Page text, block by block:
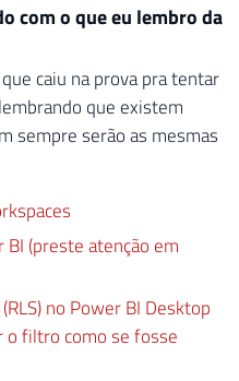
com o que eu lembro da
caiu na prova pra tentar
que existem
sempre serão as mesmas
(preste atenção em
no Power BI Desktop
o filtro como se fosse